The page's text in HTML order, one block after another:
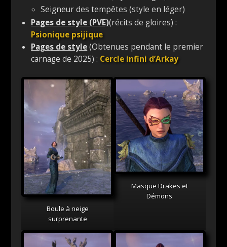
Seigneur des tempêtes (style en léger)
Pages de style (PVE)(récits de gloires) :
Psionique psijique
Pages de style (Obtenues pendant le premier
carnage de 2025) : Cercle infini d’Arkay
Boule à neige
surprenante
Masque Drakes et
Démons